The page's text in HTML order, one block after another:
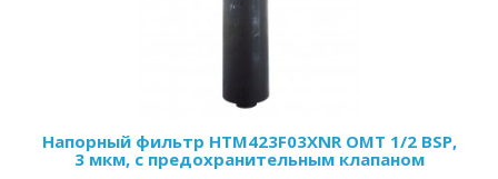
Напорный фильтр HTM423F03XNR OMT 1/2 BSP,
3 мкм, с предохранительным клапаном